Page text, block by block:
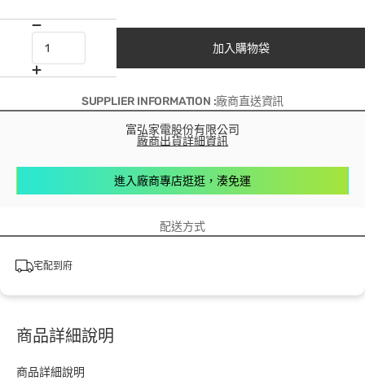
加入購物袋
SUPPLIER INFORMATION :廠商直送資訊
富弘家電股份有限公司
廠商出貨詳細資訊
進入廠商專店逛逛，湊免運
配送方式
宅配到府
商品詳細說明
商品詳細說明